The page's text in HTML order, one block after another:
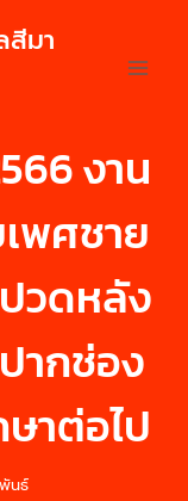
สีมา
งาน
พศชาย
วดหลัง
ากช่อง
าต่อไป
นธ์